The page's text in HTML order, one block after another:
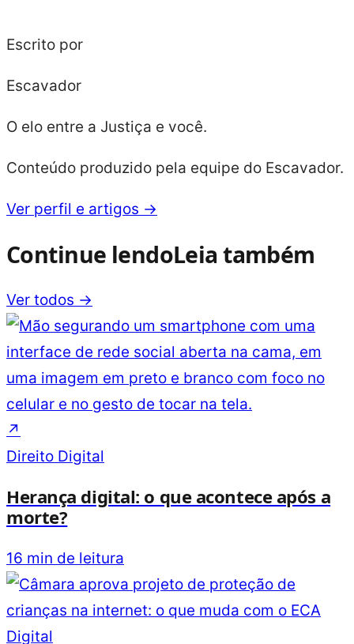
Escrito por
Escavador
O elo entre a Justiça e você.
Conteúdo produzido pela equipe do Escavador.
Ver perfil e artigos →
Continue lendoLeia também
Ver todos →
↗
Direito Digital
Herança digital: o que acontece após a
morte?
16 min de leitura